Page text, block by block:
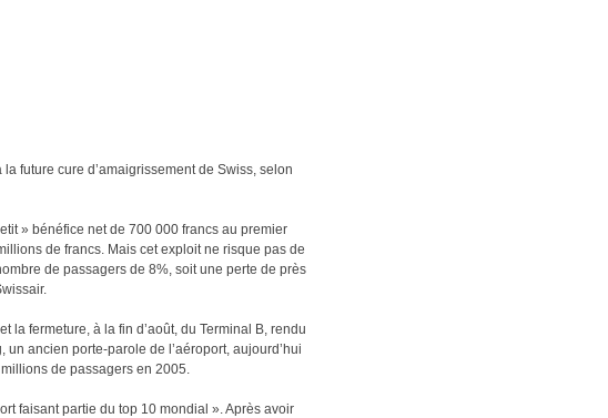
future cure d’amaigrissement de Swiss, selon
» bénéfice net de 700 000 francs au premier
de francs. Mais cet exploit ne risque pas de
de passagers de 8%, soit une perte de près
la fermeture, à la fin d’août, du Terminal B, rendu
ancien porte-parole de l’aéroport, aujourd’hui
de passagers en 2005.
faisant partie du top 10 mondial ». Après avoir